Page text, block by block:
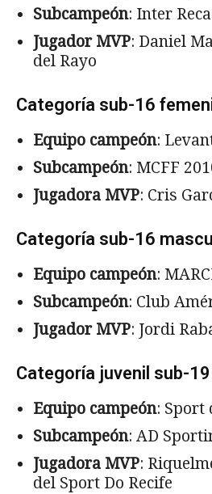
Subcampeón: Inter
Jugador MVP: Daniel
del Rayo
Categoría sub-16
Equipo campeón:
Subcampeón: MCFF
Jugadora MVP: Cris
Categoría sub-16
Equipo campeón:
Subcampeón: Club
Jugador MVP: Jordi
Categoría juvenil sub-
Equipo campeón: Sport
Subcampeón: AD
Jugadora MVP:
del Sport Do Recife